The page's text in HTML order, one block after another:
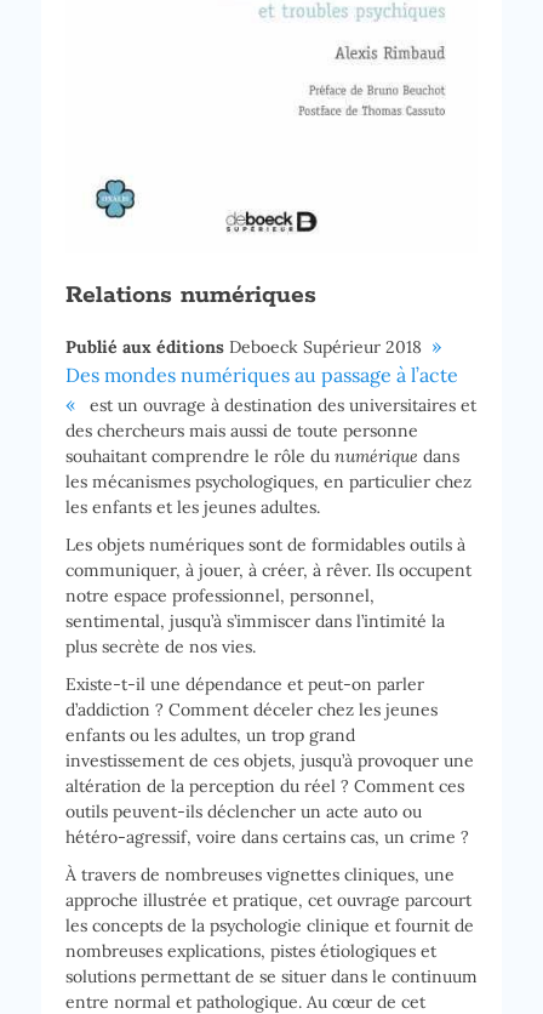
Relations numériques
Publié aux éditions Deboeck Supérieur 2018 »
Des mondes numériques au passage à l’acte
«
est un ouvrage à destination des universitaires et
des chercheurs mais aussi de toute personne
souhaitant comprendre le rôle du numérique dans
les mécanismes psychologiques, en particulier chez
les enfants et les jeunes adultes.
Les objets numériques sont de formidables outils à
communiquer, à jouer, à créer, à rêver. Ils occupent
notre espace professionnel, personnel,
sentimental, jusqu’à s’immiscer dans l’intimité la
plus secrète de nos vies.
Existe-t-il une dépendance et peut-on parler
d’addiction ? Comment déceler chez les jeunes
enfants ou les adultes, un trop grand
investissement de ces objets, jusqu’à provoquer une
altération de la perception du réel ? Comment ces
outils peuvent-ils déclencher un acte auto ou
hétéro-agressif, voire dans certains cas, un crime ?
À travers de nombreuses vignettes cliniques, une
approche illustrée et pratique, cet ouvrage parcourt
les concepts de la psychologie clinique et fournit de
nombreuses explications, pistes étiologiques et
solutions permettant de se situer dans le continuum
entre normal et pathologique. Au cœur de cet